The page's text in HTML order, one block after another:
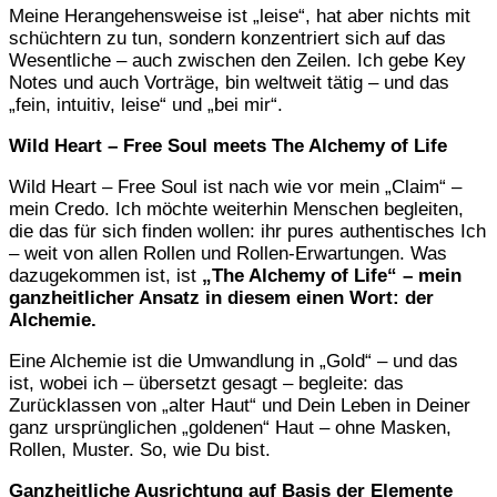
Meine Herangehensweise ist „leise“, hat aber nichts mit
schüchtern zu tun, sondern konzentriert sich auf das
Wesentliche – auch zwischen den Zeilen. Ich gebe Key
Notes und auch Vorträge, bin weltweit tätig – und das
„fein, intuitiv, leise“ und „bei mir“.
Wild Heart – Free Soul meets The Alchemy of Life
Wild Heart – Free Soul ist nach wie vor mein „Claim“ –
mein Credo. Ich möchte weiterhin Menschen begleiten,
die das für sich finden wollen: ihr pures authentisches Ich
– weit von allen Rollen und Rollen-Erwartungen. Was
dazugekommen ist, ist „The Alchemy of Life“ – mein
ganzheitlicher Ansatz in diesem einen Wort: der
Alchemie.
Eine Alchemie ist die Umwandlung in „Gold“ – und das
ist, wobei ich – übersetzt gesagt – begleite: das
Zurücklassen von „alter Haut“ und Dein Leben in Deiner
ganz ursprünglichen „goldenen“ Haut – ohne Masken,
Rollen, Muster. So, wie Du bist.
Ganzheitliche Ausrichtung auf Basis der Elemente